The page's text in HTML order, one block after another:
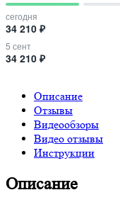
сегодня
34 210 ₽
5 сент
34 210 ₽
Описание
Отзывы
Видеообзоры
Видео отзывы
Инструкции
Описание